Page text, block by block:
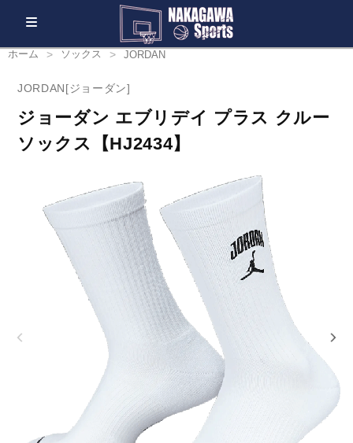
ホーム ソックス JORDAN
JORDAN[ジョーダン]
ジョーダン エブリデイ プラス クルー
ソックス【HJ2434】